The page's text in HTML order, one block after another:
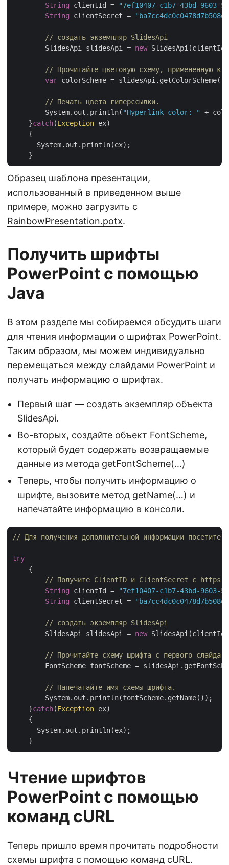
String clientId =
"7ef10407-c1b7-43bd-9603-
String clientSecret =
// создать экземпляр SlidesApi
	SlidesApi slidesApi =
new
// Прочитайте цветовую схему, примененную к
var colorScheme = slidesApi.getColorScheme(
// Печать цвета гиперссылки.
	System.out.println(
"Hyperlink color: "
+
    }
catch(Exception ex)
    {
      System.out.println(ex);
Образец шаблона презентации,
использованный в приведенном выше
примере, можно загрузить с
RainbowPresentation.potx.
Получить шрифты
PowerPoint с помощью
Java
В этом разделе мы собираемся обсудить шаги
для чтения информации о шрифтах PowerPoint.
Таким образом, мы можем индивидуально
перемещаться между слайдами PowerPoint и
получать информацию о шрифтах.
Первый шаг — создать экземпляр объекта
SlidesApi.
Во-вторых, создайте объект FontScheme,
который будет содержать возвращаемые
данные из метода getFontScheme(…)
Теперь, чтобы получить информацию о
шрифте, вызовите метод getName(…) и
напечатайте информацию в консоли.
// Для получения дополнительной информации
try
    {
// Получите ClientID и ClientSecret с
String clientId =
"7ef10407-c1b7-43bd-9603-
String clientSecret =
// создать экземпляр SlidesApi
	SlidesApi slidesApi =
new
// Прочитайте схему шрифта с первого слайда.
FontScheme fontScheme =
// Напечатайте имя схемы шрифта.
    }
catch(Exception ex)
    {
      System.out.println(ex);
Чтение шрифтов
PowerPoint с помощью
команд cURL
Теперь пришло время прочитать подробности
схемы шрифта с помощью команд cURL.